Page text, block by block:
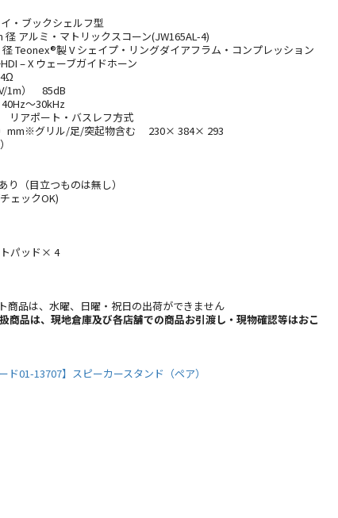
・ブックシェルフ型
アルミ・マトリックスコーン(JW165AL-4)
Teonex®製 V シェイプ・リングダイアフラム・コンプレッション
– X ウェーブガイドホーン
1m） 85dB
～30kHz
アポート・バスレフ方式
mm※グリル/足/突起物含む 230× 384× 293
（目立つものは無し）
ェックOK)
パッド× 4
商品は、水曜、日曜・祝日の出荷ができません
品は、現地倉庫及び各店舗での商品お引渡し・現物確認等はおこ
ド01-13707】スピーカースタンド（ペア）